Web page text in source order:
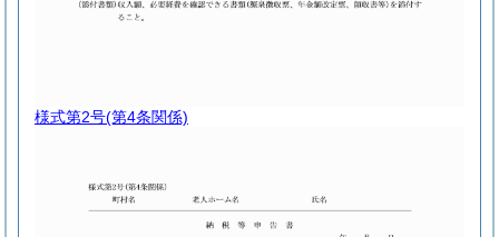
様式第2号(第4条関係)